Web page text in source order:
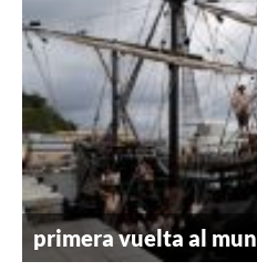
primera vuelta al